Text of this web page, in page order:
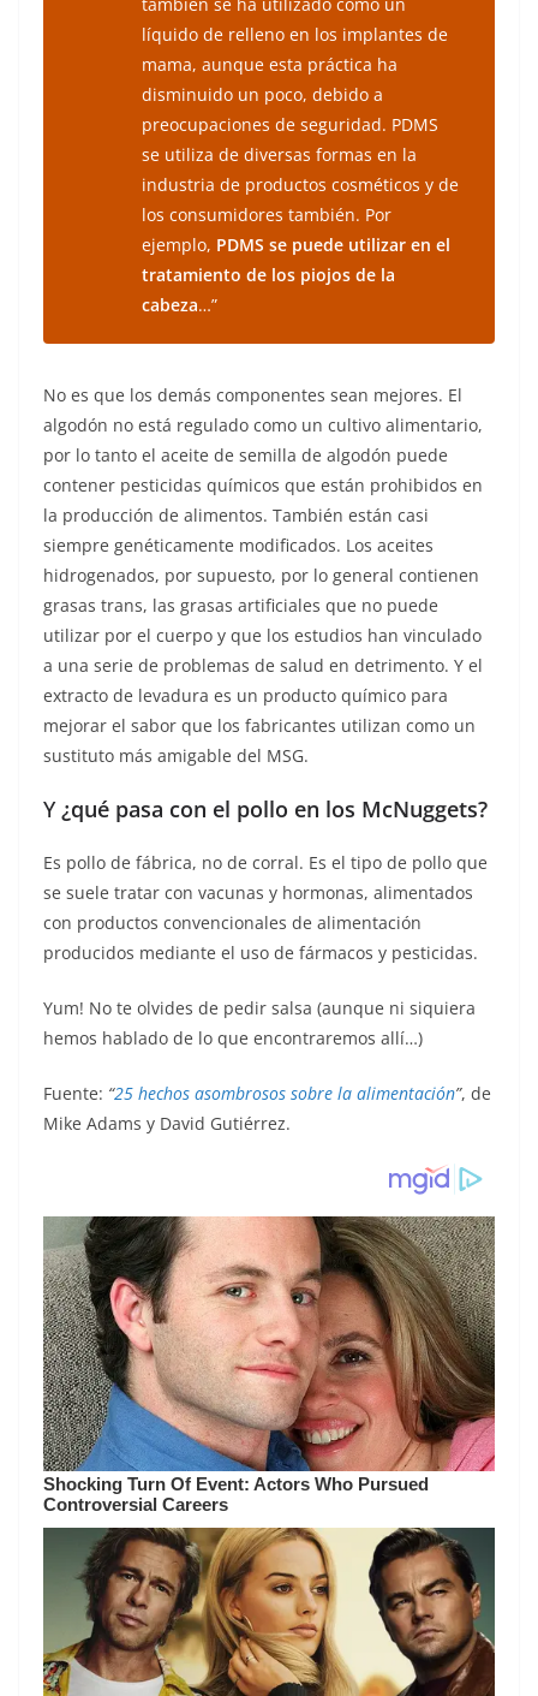
líquido de relleno en los implantes de
mama, aunque esta práctica ha
disminuido un poco, debido a
preocupaciones de seguridad. PDMS
se utiliza de diversas formas en la
industria de productos cosméticos y de
los consumidores también. Por
ejemplo, PDMS se puede utilizar en el
tratamiento de los piojos de la
cabeza…”
No es que los demás componentes sean mejores. El
algodón no está regulado como un cultivo alimentario,
por lo tanto el aceite de semilla de algodón puede
contener pesticidas químicos que están prohibidos en
la producción de alimentos. También están casi
siempre genéticamente modificados. Los aceites
hidrogenados, por supuesto, por lo general contienen
grasas trans, las grasas artificiales que no puede
utilizar por el cuerpo y que los estudios han vinculado
a una serie de problemas de salud en detrimento. Y el
extracto de levadura es un producto químico para
mejorar el sabor que los fabricantes utilizan como un
sustituto más amigable del MSG.
Y¿qué pasa con el pollo en los McNuggets?
Es pollo de fábrica, no de corral. Es el tipo de pollo que
se suele tratar con vacunas y hormonas, alimentados
con productos convencionales de alimentación
producidos mediante el uso de fármacos y pesticidas.
Yum! No te olvides de pedir salsa (aunque ni siquiera
hemos hablado de lo que encontraremos allí…)
Fuente: “25 hechos asombrosos sobre la alimentación”, de
Mike Adams y David Gutiérrez.